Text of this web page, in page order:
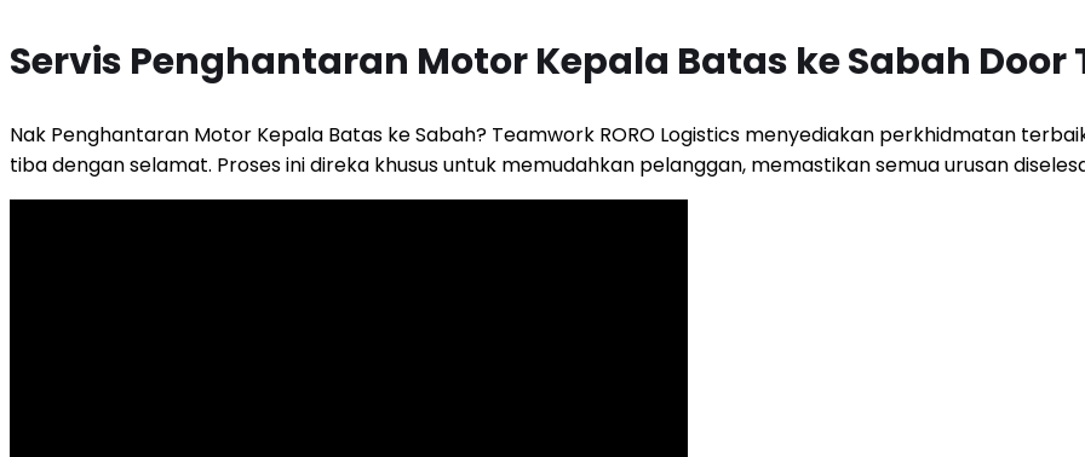
Servis Penghantaran Motor Kepala Batas ke Sabah Door
Nak Penghantaran Motor Kepala Batas ke Sabah? Teamwork RORO Logistics menyediakan perkhidmatan
tiba dengan selamat. Proses ini direka khusus untuk memudahkan pelanggan, memastikan semua urusan